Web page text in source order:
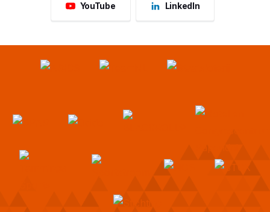
YouTube LinkedIn